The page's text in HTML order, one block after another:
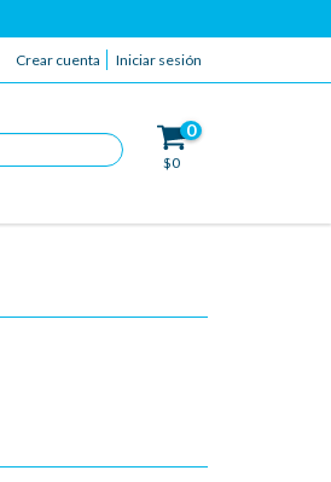
Crear cuenta Iniciar sesión
0
$0